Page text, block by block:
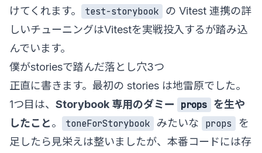
けてくれます。
test-storybook
の Vitest 連携の詳
しいチューニングはVitestを実戦投入するが踏み込
んでいます。
僕がstoriesで踏んだ落とし穴3つ
正直に書きます。最初の stories は地雷原でした。
1つ目は、 Storybook 専用のダミー props を生や
したこと。 toneForStorybook みたいな props
を
足したら見栄えは整いましたが、本番コードには存